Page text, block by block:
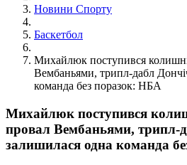
Новини Спорту
Баскетбол
Михайлюк поступився
Вембаньями, трипл-дабл
команда без поразок: НБА
Михайлюк поступився
провал Вембаньями, трипл-
залишилася одна команда